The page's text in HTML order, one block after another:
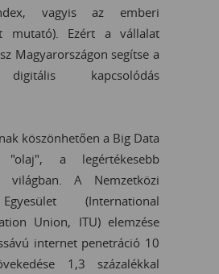
vagyis az emberi
mutató). Ezért a vállalat
Magyarországon segítse a
digitális kapcsolódás
köszönhetően a Big Data
a legértékesebb
világban. A Nemzetközi
(International
Union, ITU) elemzése
internet penetráció 10
1,3 százalékkal